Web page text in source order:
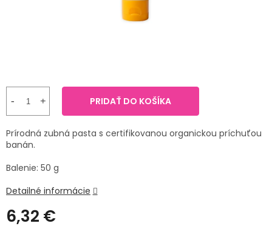
PRÍRODNÉ
LIEKY
VETERINA
SENIORI
ZNAČKY
Prihlásenie
6,32 €
PRIDAŤ DO KOŠÍKA
Prírodná zubná pasta s certifikovanou organickou príchuťou
banán.
Balenie: 50 g
Detailné informácie